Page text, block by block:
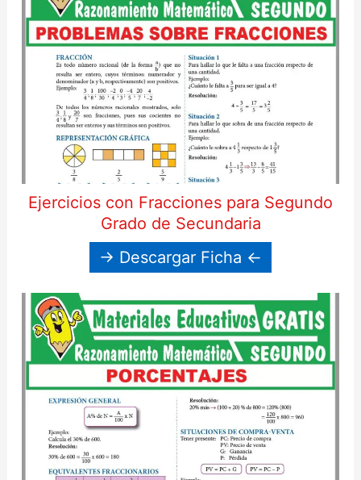
Ejercicios con Fracciones para Segundo
Grado de Secundaria
→ Descargar Ficha ←